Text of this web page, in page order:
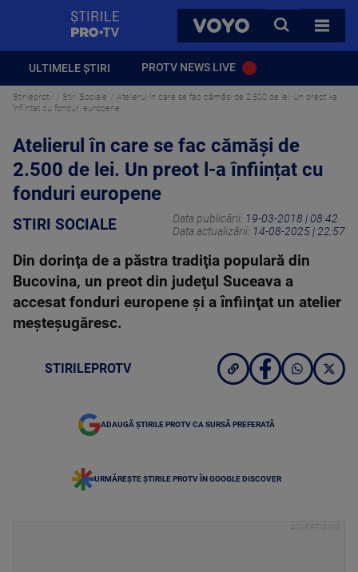
VOYO
CAUTA
TOATE
ULTIMELE ȘTIRI PROTV NEWS LIVE
Stirileprotv Stiri Sociale
Atelierul în care se fac cămăși de 2.500 de lei. Un preot l-a
înființat cu fonduri europene
Atelierul în care se fac cămăși de
2.500 de lei. Un preot l-a înființat cu
fonduri europene
STIRI SOCIALE Data publicării: 19-03-2018 | 08:42
Data actualizării: 14-08-2025 | 22:57
Din dorinţa de a păstra tradiţia populară din
Bucovina, un preot din judeţul Suceava a
accesat fonduri europene şi a înfiinţat un atelier
meşteşugăresc.
STIRILEPROTV
ADAUGĂ ȘTIRILE PROTV CA SURSĂ PREFERATĂ
URMĂREȘTE ȘTIRILE PROTV ÎN GOOGLE DISCOVER